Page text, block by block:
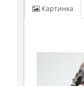
Картинка